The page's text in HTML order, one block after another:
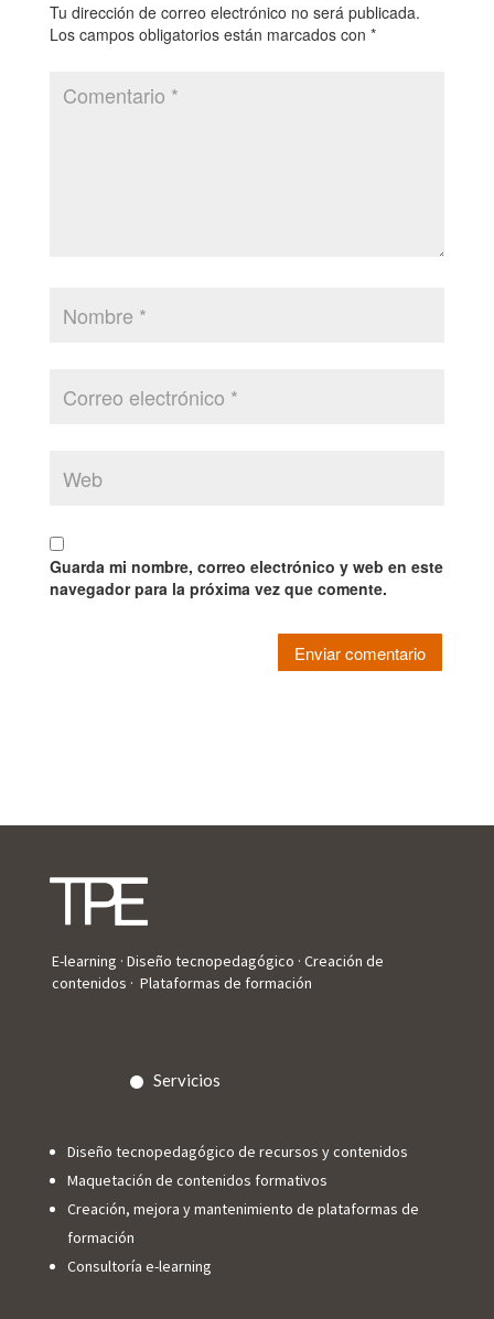
Tu dirección de correo electrónico no será publicada.
Los campos obligatorios están marcados con *
Guarda mi nombre, correo electrónico y web en este
navegador para la próxima vez que comente.
Enviar comentario
E-learning · Diseño tecnopedagógico · Creación de
contenidos · Plataformas de formación
Servicios
Diseño tecnopedagógico de recursos y contenidos
Maquetación de contenidos formativos
Creación, mejora y mantenimiento de plataformas de
formación
Consultoría e-learning